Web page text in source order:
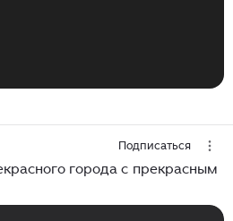
Подписаться
города с прекрасным